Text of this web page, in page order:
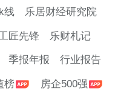
线 乐居财经研究院
匠先锋 乐财札记
季报年报 行业报告
榜 房企500强